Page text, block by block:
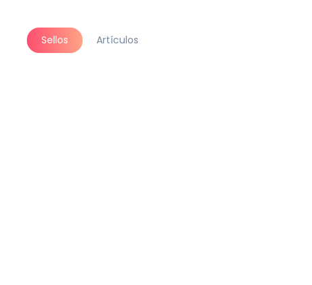
Sellos Artículos